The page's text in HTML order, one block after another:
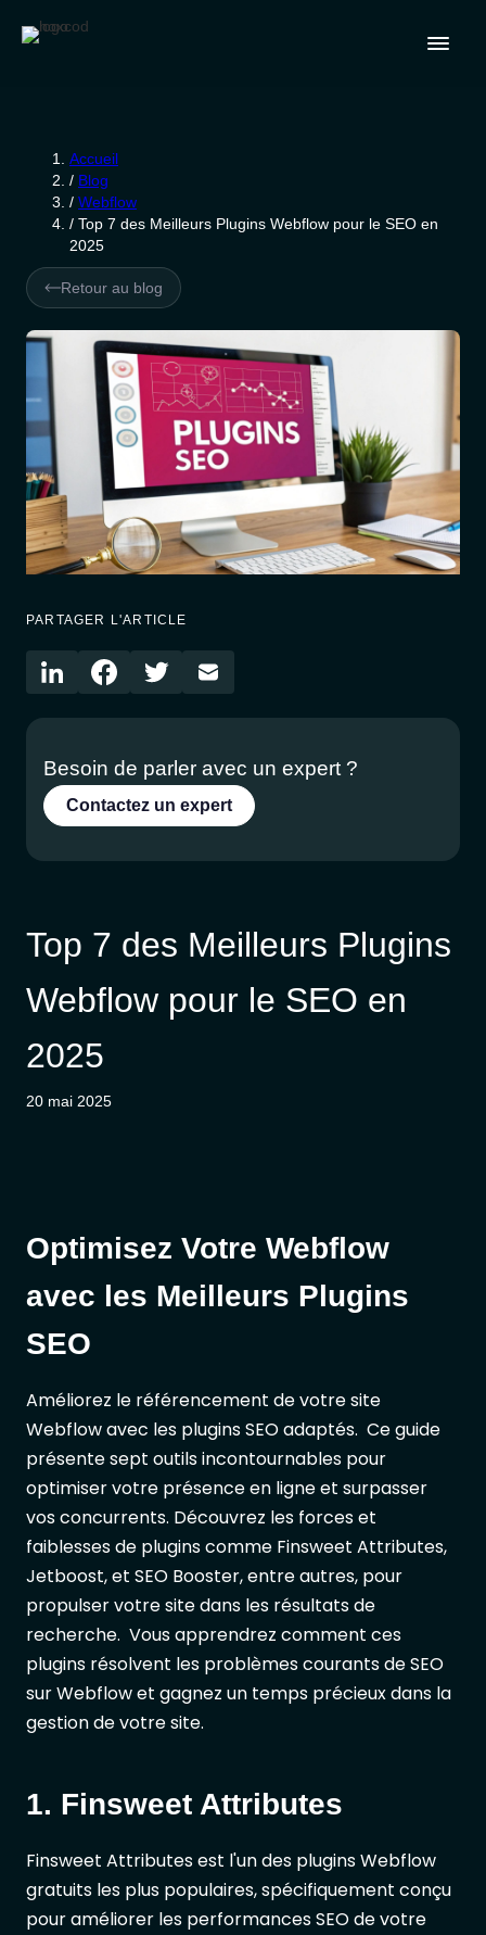
Accueil
/ Blog
/ Webflow
/ Top 7 des Meilleurs Plugins Webflow pour le SEO en
2025
Retour au blog
PARTAGER L'ARTICLE
Besoin de parler avec un expert ?
Contactez un expert
Top 7 des Meilleurs Plugins
Webflow pour le SEO en
2025
20 mai 2025
Optimisez Votre Webflow
avec les Meilleurs Plugins
SEO
Améliorez le référencement de votre site
Webflow avec les plugins SEO adaptés. Ce guide
présente sept outils incontournables pour
optimiser votre présence en ligne et surpasser
vos concurrents. Découvrez les forces et
faiblesses de plugins comme Finsweet Attributes,
Jetboost, et SEO Booster, entre autres, pour
propulser votre site dans les résultats de
recherche. Vous apprendrez comment ces
plugins résolvent les problèmes courants de SEO
sur Webflow et gagnez un temps précieux dans la
gestion de votre site.
1. Finsweet Attributes
Finsweet Attributes est l'un des plugins Webflow
gratuits les plus populaires, spécifiquement conçu
pour améliorer les performances SEO de votre